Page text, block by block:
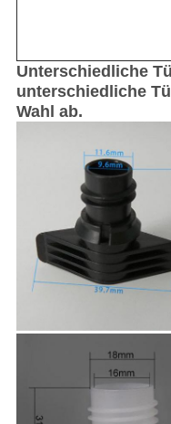
Unterschiedliche
unterschiedliche
Wahl ab.